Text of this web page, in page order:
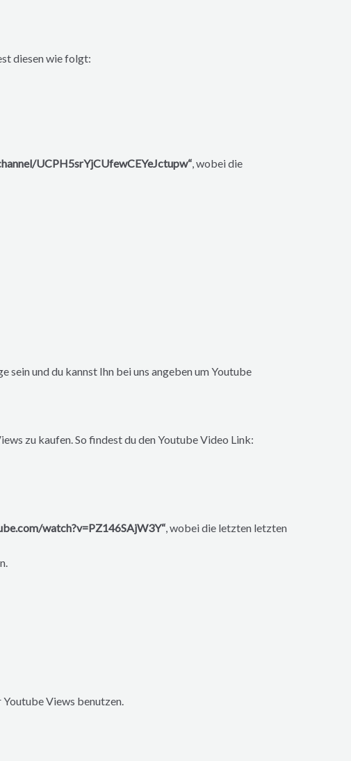
diesen wie folgt:
UCPH5srYjCUfewCEYeJctupw“ , wobei die
sein und du kannst Ihn bei uns angeben um Youtube
zu kaufen. So findest du den Youtube Video Link:
watch?v=PZ146SAjW3Y“ , wobei die letzten letzten
Views benutzen.